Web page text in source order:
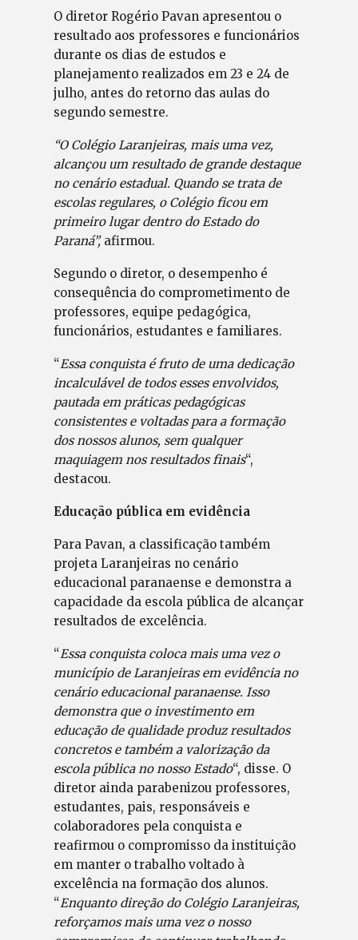
O diretor Rogério Pavan apresentou o
resultado aos professores e funcionários
durante os dias de estudos e
planejamento realizados em 23 e 24 de
julho, antes do retorno das aulas do
segundo semestre.
“O Colégio Laranjeiras, mais uma vez,
alcançou um resultado de grande destaque
no cenário estadual. Quando se trata de
escolas regulares, o Colégio ficou em
primeiro lugar dentro do Estado do
Paraná”,afirmou.
Segundo o diretor, o desempenho é
consequência do comprometimento de
professores, equipe pedagógica,
funcionários, estudantes e familiares.
“Essa conquista é fruto de uma dedicação
incalculável de todos esses envolvidos,
pautada em práticas pedagógicas
consistentes e voltadas para a formação
dos nossos alunos, sem qualquer
maquiagem nos resultados finais“,
destacou.
Educação pública em evidência
Para Pavan, a classificação também
projeta Laranjeiras no cenário
educacional paranaense e demonstra a
capacidade da escola pública de alcançar
resultados de excelência.
“Essa conquista coloca mais uma vez o
município de Laranjeiras em evidência no
cenário educacional paranaense. Isso
demonstra que o investimento em
educação de qualidade produz resultados
concretos e também a valorização da
escola pública no nosso Estado“, disse. O
diretor ainda parabenizou professores,
estudantes, pais, responsáveis e
colaboradores pela conquista e
reafirmou o compromisso da instituição
em manter o trabalho voltado à
excelência na formação dos alunos.
“Enquanto direção do Colégio Laranjeiras,
reforçamos mais uma vez o nosso